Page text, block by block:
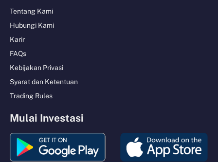
Tentang Kami
Hubungi Kami
Karir
FAQs
Kebijakan Privasi
Syarat dan Ketentuan
Trading Rules
Mulai Investasi